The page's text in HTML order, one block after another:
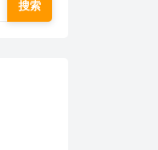
搜索